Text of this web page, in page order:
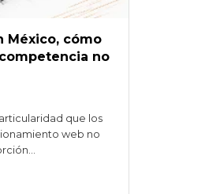
México, cómo
no
que los
web no